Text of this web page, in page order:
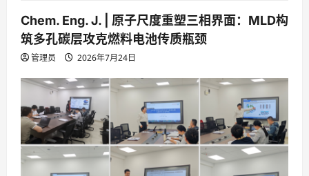
Chem. Eng. J. | 原子尺度重塑三相界面：MLD构
筑多孔碳层攻克燃料电池传质瓶颈
管理员 2026年7月24日